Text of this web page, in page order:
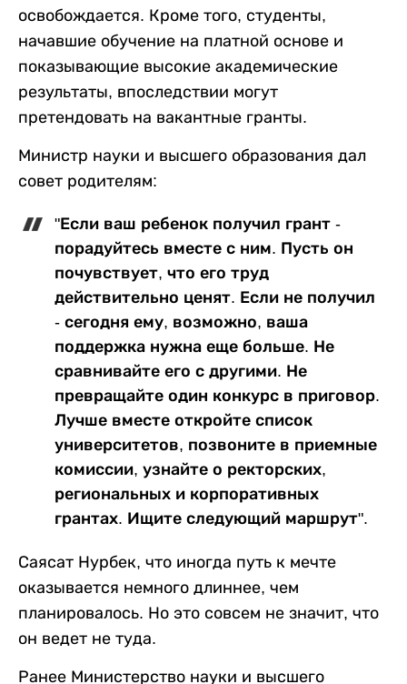
освобождается. Кроме того, студенты,
начавшие обучение на платной основе и
показывающие высокие академические
результаты, впоследствии могут
претендовать на вакантные гранты.
Министр науки и высшего образования дал
совет родителям:
"Если ваш ребенок получил грант -
порадуйтесь вместе с ним. Пусть он
почувствует, что его труд
действительно ценят. Если не получил
- сегодня ему, возможно, ваша
поддержка нужна еще больше. Не
сравнивайте его с другими. Не
превращайте один конкурс в приговор.
Лучше вместе откройте список
университетов, позвоните в приемные
комиссии, узнайте о ректорских,
региональных и корпоративных
грантах. Ищите следующий маршрут".
Саясат Нурбек, что иногда путь к мечте
оказывается немного длиннее, чем
планировалось. Но это совсем не значит, что
он ведет не туда.
Ранее Министерство науки и высшего